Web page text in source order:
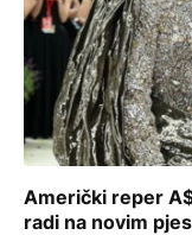
Američki reper
radi na novim